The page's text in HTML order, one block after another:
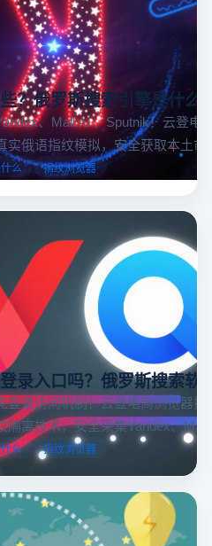
？俄罗斯搜索引擎是什么
、Mail.ru 、Sputnik！云登电
实俄语指纹模拟，安全获取本土市
。
么 指纹浏览器
登录入口吗？俄罗斯搜索软
登录访问机制！云登电商浏览器
离技术，安全采集Yandex、
么 指纹浏览器